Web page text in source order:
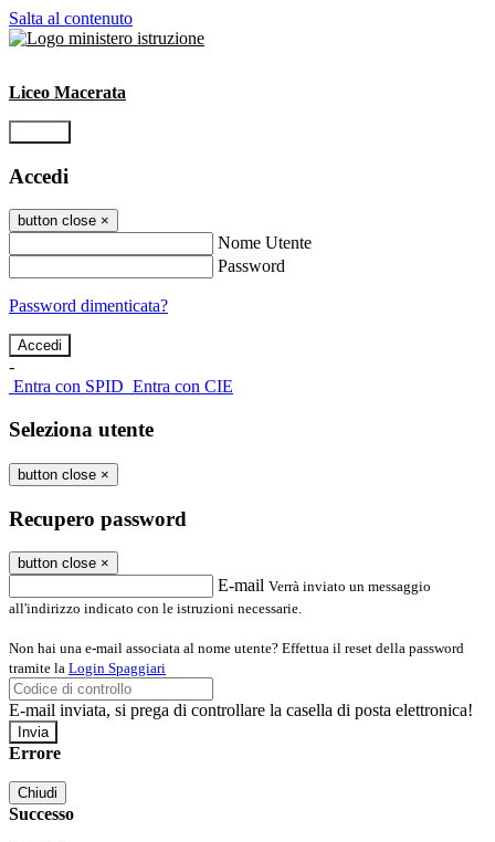
Salta al contenuto
Liceo Macerata
Accedi
button close ×
Nome Utente
Password
Password dimenticata?
-
Entra con SPID Entra con CIE
Seleziona utente
button close ×
Recupero password
button close ×
E-mail Verrà inviato un messaggio
all'indirizzo indicato con le istruzioni necessarie.
Non hai una e-mail associata al nome utente? Effettua il reset della password
tramite la Login Spaggiari
E-mail inviata, si prega di controllare la casella di posta elettronica!
Errore
Chiudi
Successo